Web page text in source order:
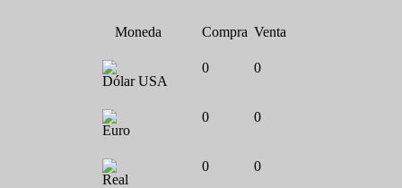
Moneda Compra Venta
Dólar USA
0 0
Euro
0 0
Real
0 0